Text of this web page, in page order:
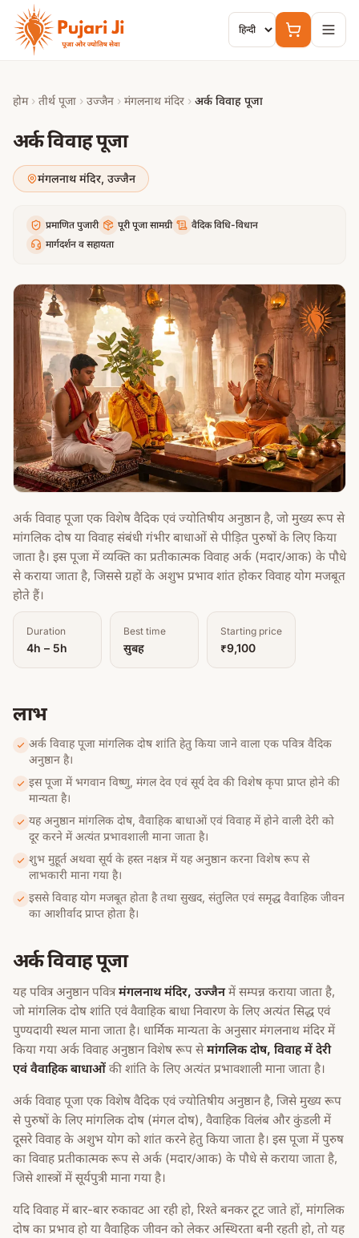
मुख्य सामग्री पर जाएं
होम › तीर्थ पूजा › उज्जैन › मंगलनाथ मंदिर › अर्क विवाह पूजा
अर्क विवाह पूजा
मंगलनाथ मंदिर, उज्जैन
प्रमाणित पुजारी पूरी पूजा सामग्री
वैदिक विधि-विधान
मार्गदर्शन व सहायता
अर्क विवाह पूजा एक विशेष वैदिक एवं ज्योतिषीय अनुष्ठान है, जो मुख्य रूप से
मांगलिक दोष या विवाह संबंधी गंभीर बाधाओं से पीड़ित पुरुषों के लिए किया
जाता है। इस पूजा में व्यक्ति का प्रतीकात्मक विवाह अर्क (मदार/आक) के पौधे
से कराया जाता है, जिससे ग्रहों के अशुभ प्रभाव शांत होकर विवाह योग मजबूत
होते हैं।
Duration
4h – 5h
Best time
सुबह
Starting price
₹9,100
लाभ
अर्क विवाह पूजा मांगलिक दोष शांति हेतु किया जाने वाला एक पवित्र वैदिक
अनुष्ठान है।
इस पूजा में भगवान विष्णु, मंगल देव एवं सूर्य देव की विशेष कृपा प्राप्त होने की
मान्यता है।
यह अनुष्ठान मांगलिक दोष, वैवाहिक बाधाओं एवं विवाह में होने वाली देरी को
दूर करने में अत्यंत प्रभावशाली माना जाता है।
शुभ मुहूर्त अथवा सूर्य के हस्त नक्षत्र में यह अनुष्ठान करना विशेष रूप से
लाभकारी माना गया है।
इससे विवाह योग मजबूत होता है तथा सुखद, संतुलित एवं समृद्ध वैवाहिक जीवन
का आशीर्वाद प्राप्त होता है।
अर्क विवाह पूजा
यह पवित्र अनुष्ठान पवित्रमंगलनाथ मंदिर, उज्जैनमें सम्पन्न कराया जाता है,
जो मांगलिक दोष शांति एवं वैवाहिक बाधा निवारण के लिए अत्यंत सिद्ध एवं
पुण्यदायी स्थल माना जाता है। धार्मिक मान्यता के अनुसार मंगलनाथ मंदिर में
किया गया अर्क विवाह अनुष्ठान विशेष रूप सेमांगलिक दोष, विवाह में देरी
एवं वैवाहिक बाधाओं की शांति के लिए अत्यंत प्रभावशाली माना जाता है।
अर्क विवाह पूजा एक विशेष वैदिक एवं ज्योतिषीय अनुष्ठान है, जिसे मुख्य रूप
से पुरुषों के लिए मांगलिक दोष (मंगल दोष), वैवाहिक विलंब और कुंडली में
दूसरे विवाह के अशुभ योग को शांत करने हेतु किया जाता है। इस पूजा में पुरुष
का विवाह प्रतीकात्मक रूप से अर्क (मदार/आक) के पौधे से कराया जाता है,
जिसे शास्त्रों में सूर्यपुत्री माना गया है।
यदि विवाह में बार-बार रुकावट आ रही हो, रिश्ते बनकर टूट जाते हों, मांगलिक
दोष का प्रभाव हो या वैवाहिक जीवन को लेकर अस्थिरता बनी रहती हो, तो यह